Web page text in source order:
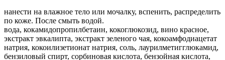
нанести на влажное тело или мочалку, вспенить, распределить
по коже. После смыть водой.
вода, кокамидопропилбетаин, кокоглюкозид, вино красное,
экстракт эвкалипта, экстракт зеленого чая, кокоамфодиацетат
натрия, кокоилизетионат натрия, соль, лаурилметигглюкамид,
бензиловый спирт, сорбиновая кислота, бензойная кислота,